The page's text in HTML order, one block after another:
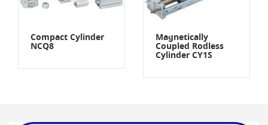
Compact Cylinder
NCQ8
Magnetically
Coupled Rodless
Cylinder CY1S